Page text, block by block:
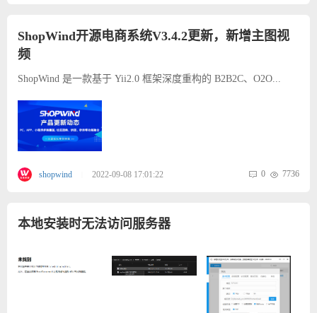
ShopWind开源电商系统V3.4.2更新，新增主图视
频
ShopWind 是一款基于 Yii2.0 框架深度重构的 B2B2C、O2O...
shopwind 2022-09-08 17:01:22 0 7736
本地安装时无法访问服务器